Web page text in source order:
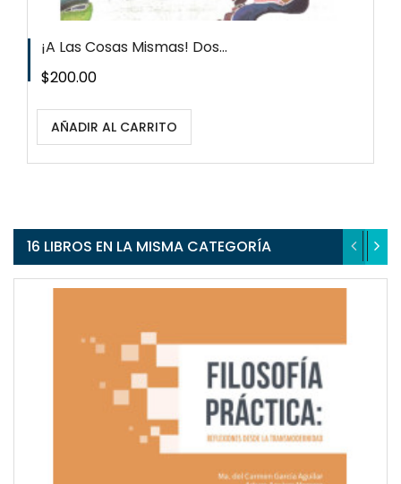
¡A Las Cosas Mismas! Dos...
Precio
$200.00
AÑADIR AL CARRITO
16 LIBROS EN LA MISMA CATEGORÍA
QUICKVIEW